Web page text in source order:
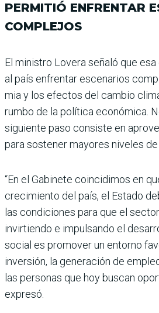
PERMITIÓ ENFRENTAR
COMPLEJOS
El ministro Lovera señaló que
al país enfrentar escenarios
mia y los efectos del cam­bio
rumbo de la política econó­mica.
siguiente paso consiste en
para sostener mayores nive­les
“En el Gabinete coincidimos en
cre­cimiento del país, el Estado
las condiciones para que el
invirtiendo e impulsando el
social es promo­ver un entorno
inversión, la generación de
las personas que hoy buscan
expresó.